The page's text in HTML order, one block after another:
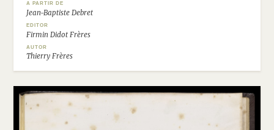
A PARTIR DE
Jean-Baptiste Debret
EDITOR
Firmin Didot Frères
AUTOR
Thierry Frères